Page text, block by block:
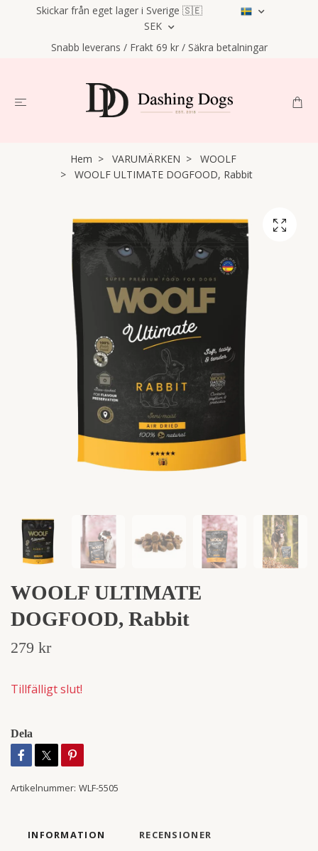
Skickar från eget lager i Sverige 🇸🇪
SEK
Snabb leverans / Frakt 69 kr / Säkra betalningar
Hem VARUMÄRKEN
WOOLF
WOOLF ULTIMATE DOGFOOD, Rabbit
WOOLF ULTIMATE
DOGFOOD, Rabbit
279 kr
Tillfälligt slut!
Dela
Artikelnummer: WLF-5505
INFORMATION RECENSIONER